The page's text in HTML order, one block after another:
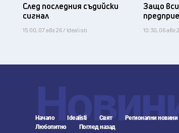
След последния съдийски
сигнал
15:00, 07 авг 26 / Idealisti
Защо
10:30, 06 авг
Начало Idealisti Свят Регионални новини
Любопитно
Поглед назад